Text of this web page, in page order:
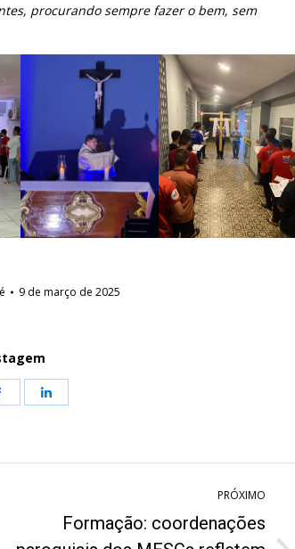
procurando sempre fazer o bem, sem
9 de março de 2025
Share
PRÓXIMO
Formação: coordenações